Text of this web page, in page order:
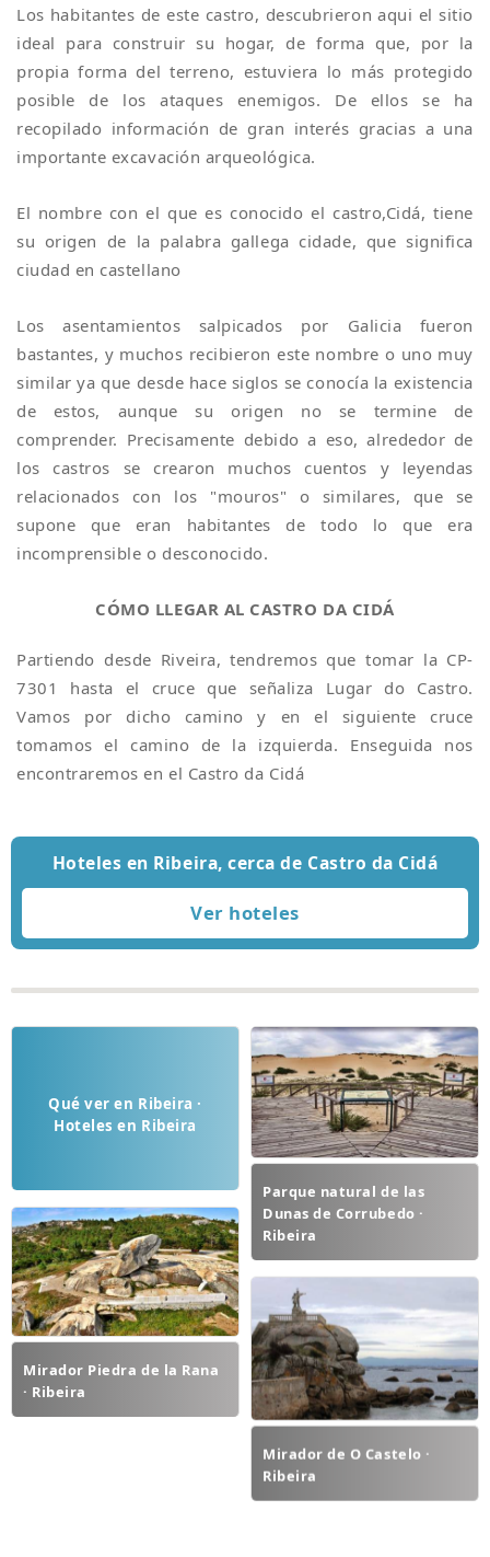
Los habitantes de este castro, descubrieron aqui el sitio
ideal para construir su hogar, de forma que, por la
propia forma del terreno, estuviera lo más protegido
posible de los ataques enemigos. De ellos se ha
recopilado información de gran interés gracias a una
importante excavación arqueológica.
El nombre con el que es conocido el castro,Cidá, tiene
su origen de la palabra gallega cidade, que significa
ciudad en castellano
Los asentamientos salpicados por Galicia fueron
bastantes, y muchos recibieron este nombre o uno muy
similar ya que desde hace siglos se conocía la existencia
de estos, aunque su origen no se termine de
comprender. Precisamente debido a eso, alrededor de
los castros se crearon muchos cuentos y leyendas
relacionados con los "mouros" o similares, que se
supone que eran habitantes de todo lo que era
incomprensible o desconocido.
CÓMO LLEGAR AL CASTRO DA CIDÁ
Partiendo desde Riveira, tendremos que tomar la CP-
7301 hasta el cruce que señaliza Lugar do Castro.
Vamos por dicho camino y en el siguiente cruce
tomamos el camino de la izquierda. Enseguida nos
encontraremos en el Castro da Cidá
Hoteles en Ribeira, cerca de Castro da Cidá
Qué ver en Ribeira ·
Hoteles en Ribeira
Parque natural de las
Dunas de Corrubedo ·
Ribeira
Mirador Piedra de la Rana
· Ribeira
Mirador de O Castelo ·
Ribeira